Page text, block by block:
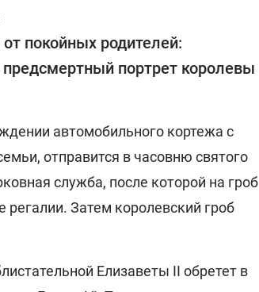
покойных родителей:
предсмертный портрет королевы
автомобильного кортежа с
отправится в часовню святого
служба, после которой на гроб
Затем королевский гроб
Елизаветы II обретет в